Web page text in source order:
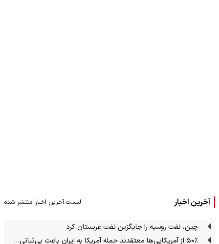
آخرین اخبار لیست آخرین اخبار منتشر شده
چین، نفت روسیه را جایگزین نفت عربستان کرد
۵۰٪ از آمریکایی‌ها معتقدند حمله آمریکا به ایران باعث بی‌ثباتی…